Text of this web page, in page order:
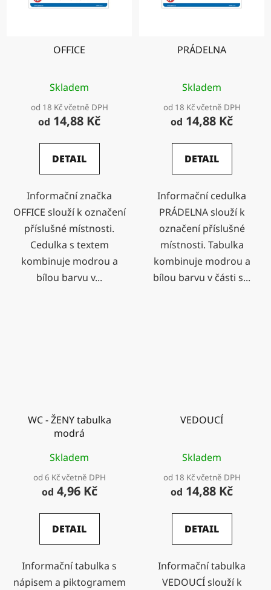
OFFICE
Skladem
od 18 Kč včetně DPH
od 14,88 Kč
DETAIL
Informační značka
OFFICE slouží k označení
příslušné místnosti.
Cedulka s textem
kombinuje modrou a
bílou barvu v...
PRÁDELNA
Skladem
od 18 Kč včetně DPH
od 14,88 Kč
DETAIL
Informační cedulka
PRÁDELNA slouží k
označení příslušné
místnosti. Tabulka
kombinuje modrou a
bílou barvu v části s...
WC - ŽENY tabulka
modrá
Skladem
od 6 Kč včetně DPH
od 4,96 Kč
DETAIL
Informační tabulka s
nápisem a piktogramem
VEDOUCÍ
Skladem
od 18 Kč včetně DPH
od 14,88 Kč
DETAIL
Informační tabulka
VEDOUCÍ slouží k